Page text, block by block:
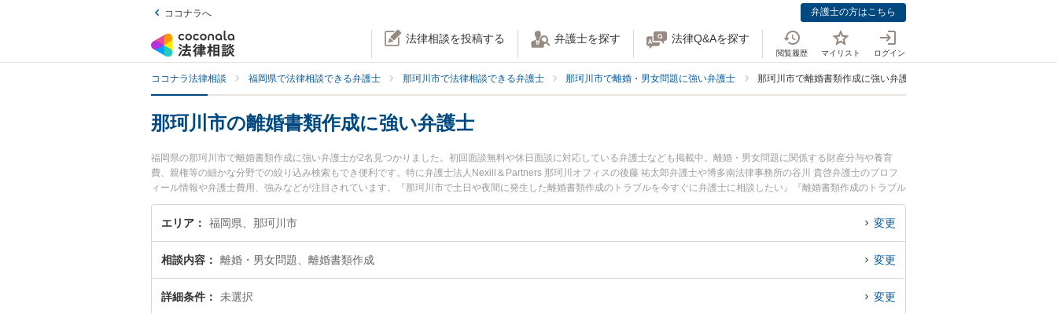
ココナラへ 弁護士の方はこちら
法律相談を投稿する 弁護士を探す 法律Q&Aを探す
閲覧履歴 マイリスト ログイン
ココナラ法律相談 福岡県で法律相談できる弁護士 那珂川市で法律相談できる弁護士 那珂川市で離婚・男女問題に強い弁護士 那珂川市で離婚書類作成に強い弁護士
那珂川市の離婚書類作成に強い弁護士
福岡県の那珂川市で離婚書類作成に強い弁護士が2名見つかりました。初回面談無料や休日面談に対応している弁護士なども掲載中。離婚・男女問題に関係する財産分与や養育
費、親権等の細かな分野での絞り込み検索もでき便利です。特に弁護士法人Nexill＆Partners 那珂川オフィスの後藤 祐太郎弁護士や博多南法律事務所の谷川 貴啓弁護士のプロフ
ィール情報や弁護士費用、強みなどが注目されています。『那珂川市で土日や夜間に発生した離婚書類作成のトラブルを今すぐに弁護士に相談したい』『離婚書類作成のトラブル
解決の実績豊富な近くの弁護士を検索したい』『初回相談無料で離婚書類作成を法律相談できる那珂川市内の弁護士に相談予約したい』などでお困りの相談者さんにおすすめで
す。エリア 福岡県、那珂川市 変更
相談内容 離婚・男女問題、離婚書類作成 変更
詳細条件 未選択 変更